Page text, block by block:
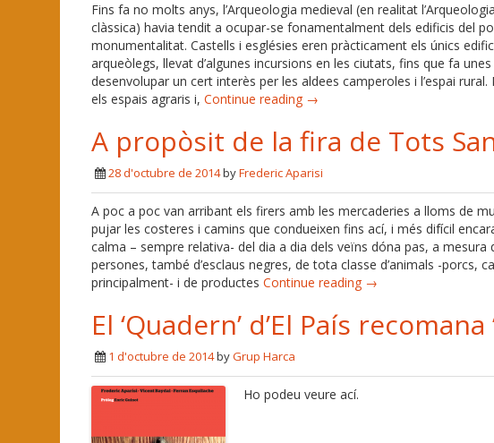
Fins fa no molts anys, l’Arqueologia medieval (en realitat
clàssica) havia tendit a ocupar-se fonamentalment dels edificis del
monumentalitat. Castells i esglésies eren pràcticament els únics
arqueòlegs, llevat d’algunes incursions en les ciutats, fins que fa
desenvolupar un cert interès per les aldees camperoles i l’espai
els espais agraris i, Continue reading →
A propòsit de la fira de Tots
28 d'octubre de 2014byFrederic Aparisi
A poc a poc van arribant els firers amb les mercaderies a lloms de
pujar les costeres i camins que condueixen fins ací, i més difícil
calma – sempre relativa- del dia a dia dels veïns dóna pas, a mesura
persones, també d’esclaus negres, de tota classe d’animals -porcs,
principalment- i de productes Continue reading →
El ‘Quadern’ d’El País recomana
1 d'octubre de 2014byGrup Harca
Ho podeu veure ací.